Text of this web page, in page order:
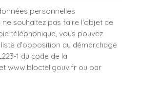
personnelles
ne souhaitez pas faire l'objet de
téléphonique, vous pouvez
d'opposition au démarchage
1 du code de la
www.bloctel.gouv.fr ou par